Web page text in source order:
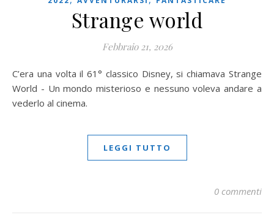
Strange world
Febbraio 21, 2026
C’era una volta il 61° classico Disney, si chiamava Strange
World - Un mondo misterioso e nessuno voleva andare a
vederlo al cinema.
LEGGI TUTTO
0 commenti